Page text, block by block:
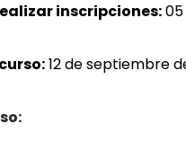
inscripciones:05
12 de septiembre